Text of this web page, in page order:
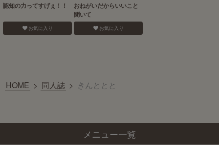
認知の力ってすげぇ！！
お気に入り
おねがいだからいいこと
聞いて
お気に入り
HOME > 同人誌 > きんととと
メニュー一覧